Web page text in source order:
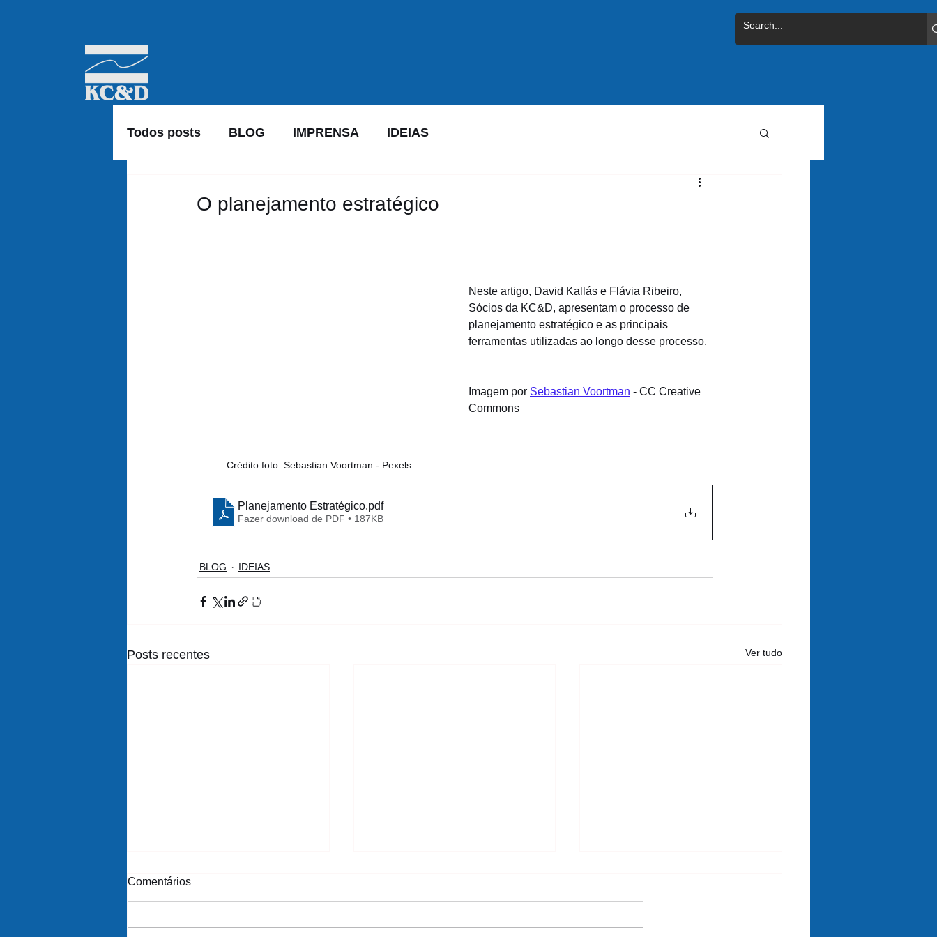
Todos posts BLOG IMPRENSA IDEIAS
O planejamento estratégico
Crédito foto: Sebastian Voortman - Pexels
Neste artigo, David Kallás e Flávia Ribeiro,
Sócios da KC&D, apresentam o processo de
planejamento estratégico e as principais
ferramentas utilizadas ao longo desse processo.
Imagem por Sebastian Voortman - CC Creative
Commons
Planejamento Estratégico.pdf
Fazer download de PDF • 187KB
BLOG IDEIAS
Posts recentes Ver tudo
Comentários